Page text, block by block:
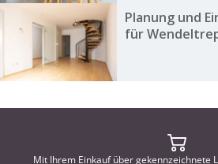
Planung und
für
Mit Ihrem Einkauf über gekennzeichnete